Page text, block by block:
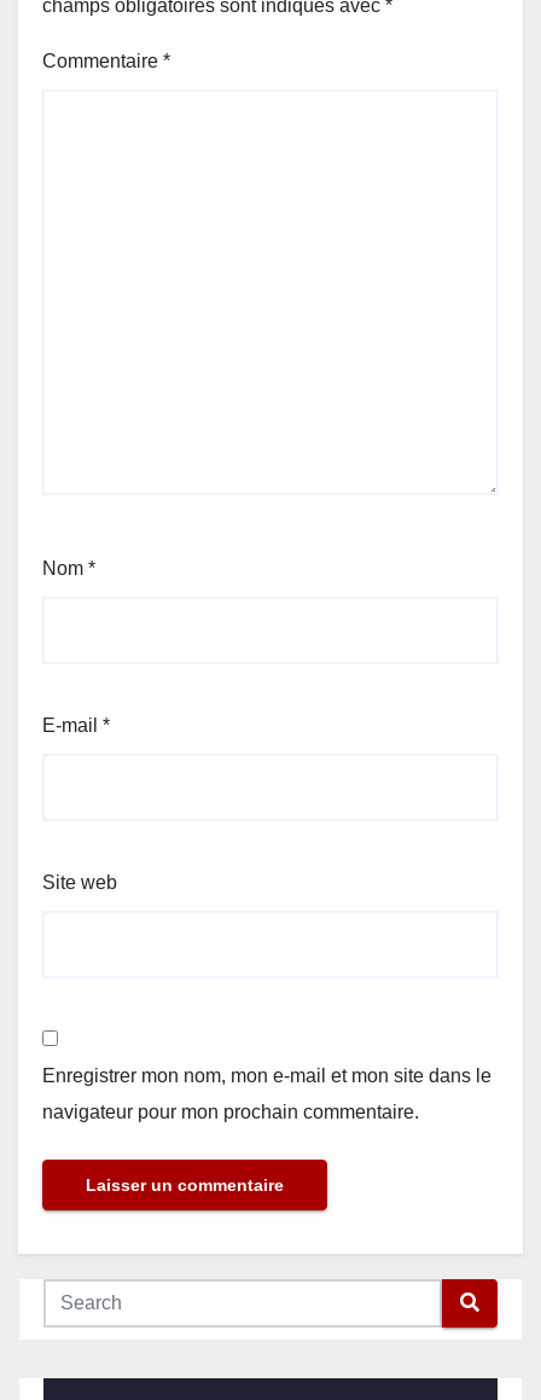
champs obligatoires sont indiqués avec *
Commentaire *
Nom *
E-mail *
Site web
Enregistrer mon nom, mon e-mail et mon site dans le
navigateur pour mon prochain commentaire.